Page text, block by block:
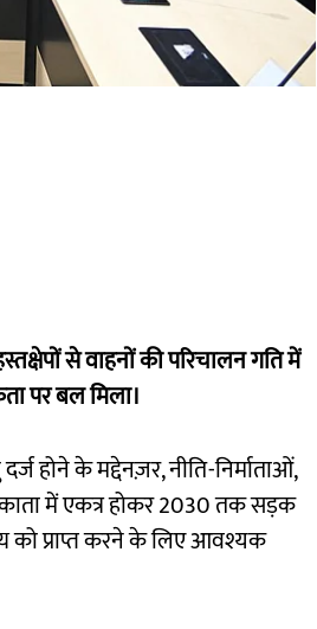
से वाहनों की परिचालन गति में
पर बल मिला।
होने के मद्देनज़र, नीति-निर्माताओं,
में एकत्र होकर 2030 तक सड़क
को प्राप्त करने के लिए आवश्यक